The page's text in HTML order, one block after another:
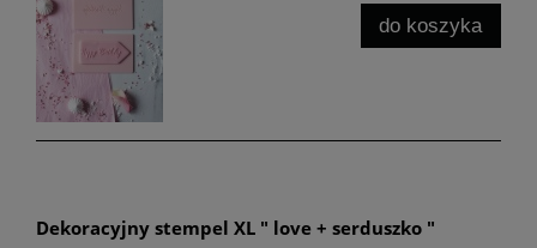
do koszyka
Dekoracyjny stempel XL " love + serduszko "